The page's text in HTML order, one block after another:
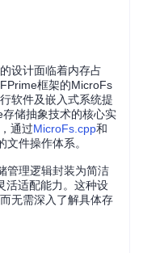
设计面临着内存占
框架的MicroFs
软件及嵌入式系统提
储抽象技术的核心实
通过MicroFs.cpp和
件操作体系。
管理逻辑封装为简洁
活适配能力。这种设
无需深入了解具体存